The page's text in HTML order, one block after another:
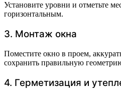
Установите уровни и отметьте
горизонтальным.
3. Монтаж окна
Поместите окно в проем,
сохранить правильную
4. Герметизация и